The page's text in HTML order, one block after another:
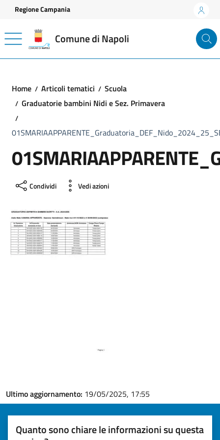
Vai ai contenuti
Vai al footer
Regione Campania
Comune di Napoli
Home Articoli tematici
Scuola
Graduatorie bambini Nidi e Sez. Primavera
Condividi Vedi azioni
Ultimo aggiornamento: 19/05/2025, 17:55
Quanto sono chiare le informazioni su questa